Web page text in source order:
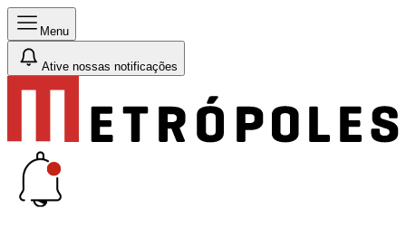
Menu
Ative nossas notificações